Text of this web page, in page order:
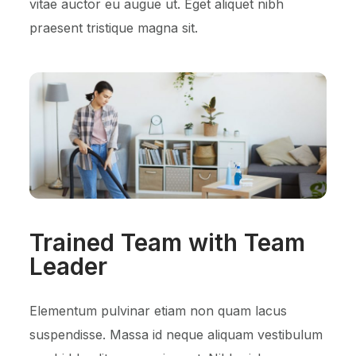
vitae auctor eu augue ut. Eget aliquet nibh
praesent tristique magna sit.
Trained Team with Team
Leader
Elementum pulvinar etiam non quam lacus
suspendisse. Massa id neque aliquam vestibulum